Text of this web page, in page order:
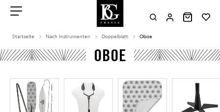
contenu
Startseite Nach Instrumenten Doppelblatt Oboe
OBOE